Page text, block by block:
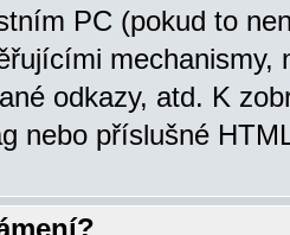
PC (pokud to
mechanismy,
odkazy, atd. K
nebo příslušné